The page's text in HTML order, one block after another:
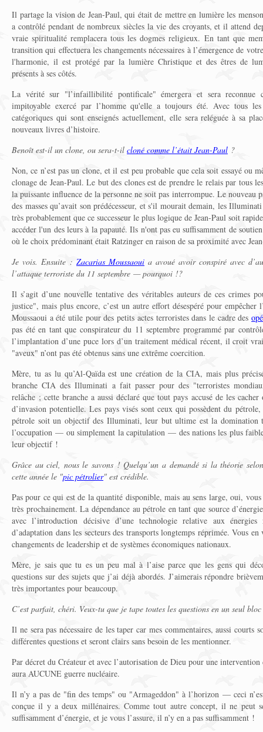
Il partage la vision de Jean-Paul, qui était de mettre en lumière les
a contrôlé pendant de nombreux siècles la vie des croyants, et il attend
vraie spiritualité remplacera tous les dogmes religieux. En tant que
transition qui effectuera les changements nécessaires à l’émergence de
l'harmonie, il est protégé par la lumière Christique et des êtres de
présents à ses côtés.
La vérité sur "l’infaillibilité pontificale" émergera et sera reconnue
impitoyable exercé par l’homme qu'elle a toujours été. Avec tous les
catégoriques qui sont enseignés actuellement, elle sera reléguée à sa
nouveaux livres d’histoire.
Benoît est-il un clone, ou sera-t-il cloné comme l’était Jean-Paul ?
Non, ce n’est pas un clone, et il est peu probable que cela soit essayé ou
clonage de Jean-Paul. Le but des clones est de prendre le relais par tous
la puissante influence de la personne ne soit pas interrompue. Le nouveau
des masses qu’avait son prédécesseur, et s'il mourait demain, les
très probablement que ce successeur le plus logique de Jean-Paul soit
accéder l'un des leurs à la papauté. Ils n'ont pas eu suffisamment de
où le choix prédominant était Ratzinger en raison de sa proximité avec
Je vois. Ensuite : Zacarias Moussaoui a avoué avoir conspiré avec
l’attaque terroriste du 11 septembre — pourquoi !?
Il s’agit d’une nouvelle tentative des véritables auteurs de ces crimes
justice", mais plus encore, c’est un autre effort désespéré pour empêcher
Moussaoui a été utile pour des petits actes terroristes dans le cadre des
pas été en tant que conspirateur du 11 septembre programmé par
l’implantation d’une puce lors d’un traitement médical récent, il croit
"aveux" n’ont pas été obtenus sans une extrême coercition.
Mère, tu as lu qu’Al-Qaïda est une création de la CIA, mais plus
branche CIA des Illuminati a fait passer pour des "terroristes
relâche ; cette branche a aussi déclaré que tout pays accusé de les
d’invasion potentielle. Les pays visés sont ceux qui possèdent du
pétrole soit un objectif des Illuminati, leur but ultime est la domination
l’occupation — ou simplement la capitulation — des nations les plus
leur objectif !
Grâce au ciel, nous le savons ! Quelqu’un a demandé si la théorie
cette année le "pic pétrolier" est crédible.
Pas pour ce qui est de la quantité disponible, mais au sens large, oui,
très prochainement. La dépendance au pétrole en tant que source
avec l’introduction décisive d’une technologie relative aux énergies
d’adaptation dans les secteurs des transports longtemps réprimée. Vous
changements de leadership et de systèmes économiques nationaux.
Mère, je sais que tu es un peu mal à l’aise parce que les gens qui
questions sur des sujets que j’ai déjà abordés. J’aimerais répondre
très importantes pour beaucoup.
C’est parfait, chéri. Veux-tu que je tape toutes les questions en un seul
Il ne sera pas nécessaire de les taper car mes commentaires, aussi courts
différentes questions et seront clairs sans besoin de les mentionner.
Par décret du Créateur et avec l’autorisation de Dieu pour une
aura AUCUNE guerre nucléaire.
Il n’y a pas de "fin des temps" ou "Armageddon" à l’horizon — ceci
conçue il y a deux millénaires. Comme tout autre concept, il ne peut
suffisamment d’énergie, et je vous l’assure, il n’y en a pas suffisamment !